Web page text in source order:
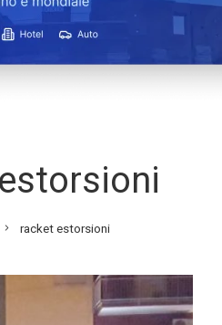
racket estorsioni